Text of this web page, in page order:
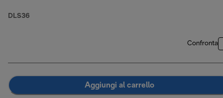
DLS36
Confronta
Aggiungi al carrello